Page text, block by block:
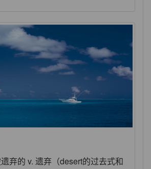
弃的 v. 遗弃（desert的过去式和